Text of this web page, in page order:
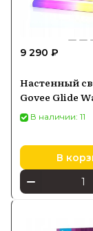
9 290 ₽
Настенный
Govee Glide
В наличии: 11
В